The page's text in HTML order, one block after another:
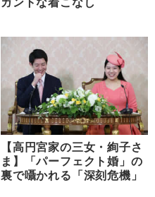
【高円宮家の三女・絢子さ
ま】「パーフェクト婚」の
裏で囁かれる「深刻危機」